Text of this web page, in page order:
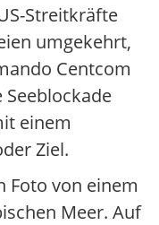
Streitkräfte
umgekehrt,
Centcom
einem
Ziel.
Foto von einem
Meer. Auf